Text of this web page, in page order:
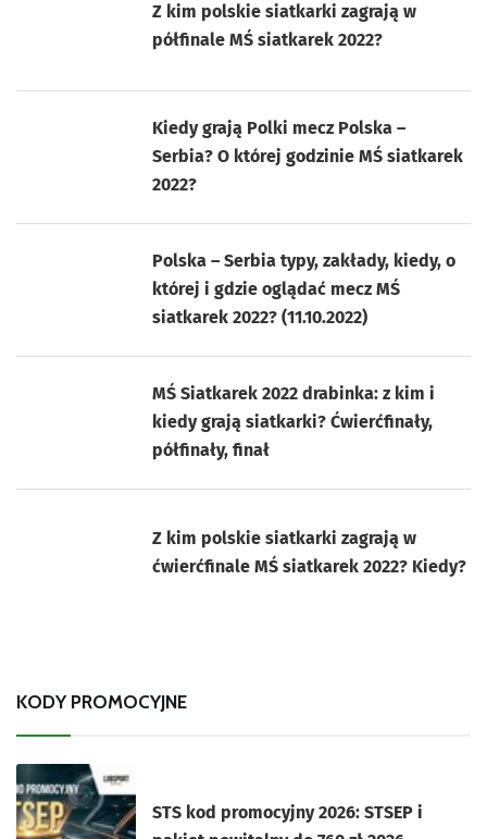
Z kim polskie siatkarki zagrają w
półfinale MŚ siatkarek 2022?
Kiedy grają Polki mecz Polska –
Serbia? O której godzinie MŚ siatkarek
2022?
Polska – Serbia typy, zakłady, kiedy, o
której i gdzie oglądać mecz MŚ
siatkarek 2022? (11.10.2022)
MŚ Siatkarek 2022 drabinka: z kim i
kiedy grają siatkarki? Ćwierćfinały,
półfinały, finał
Z kim polskie siatkarki zagrają w
ćwierćfinale MŚ siatkarek 2022? Kiedy?
KODY PROMOCYJNE
STS kod promocyjny 2026: STSEP i